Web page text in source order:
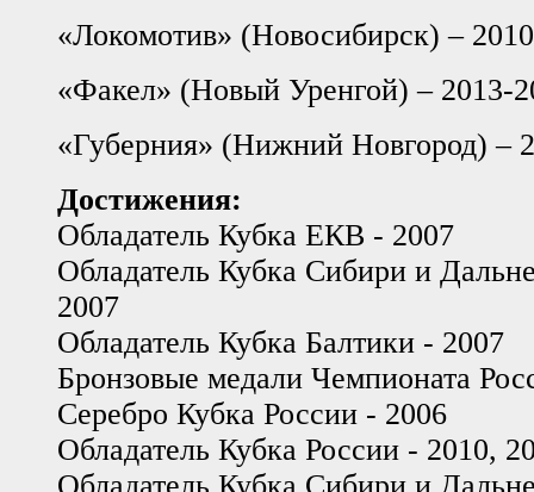
«Локомотив» (Новосибирск) –
«Факел» (Новый Уренгой) – 2013-
«Губерния» (Нижний Новгород) –
Достижения:
Обладатель Кубка ЕКВ - 2007
Обладатель Кубка Сибири и
2007
Обладатель Кубка Балтики - 2007
Бронзовые медали Чемпионата
Серебро Кубка России - 2006
Обладатель Кубка России - 2010,